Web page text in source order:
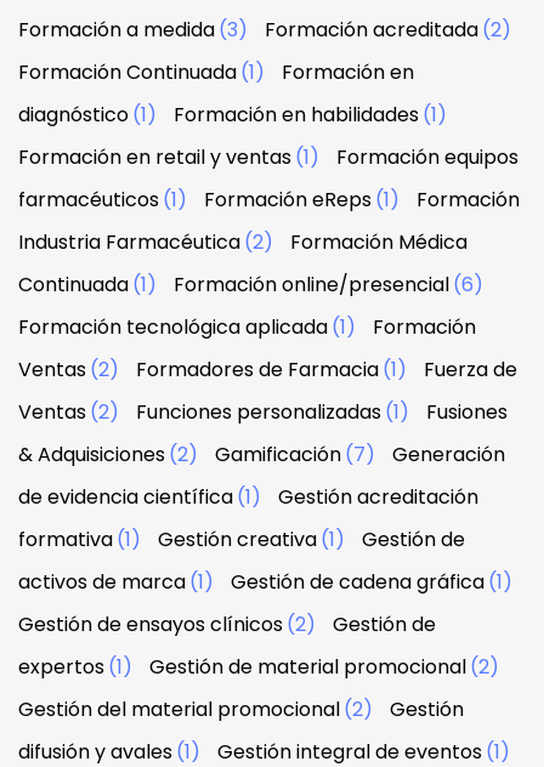
Formación a medida(3) Formación acreditada(2)
Formación Continuada(1)
Formación en
diagnóstico(1) Formación en habilidades(1)
Formación en retail y ventas(1)
Formación equipos
farmacéuticos(1) Formación eReps(1)
Formación
Industria Farmacéutica(2)
Formación Médica
Continuada(1) Formación online/presencial(6)
Formación tecnológica aplicada(1)
Formación
Ventas(2) Formadores de Farmacia(1)
Fuerza de
Ventas(2) Funciones personalizadas(1)
Fusiones
& Adquisiciones(2) Gamificación(7)
Generación
de evidencia científica(1)
Gestión acreditación
formativa(1) Gestión creativa(1)
Gestión de
activos de marca(1) Gestión de cadena gráfica(1)
Gestión de ensayos clínicos(2)
Gestión de
expertos(1) Gestión de material promocional(2)
Gestión del material promocional(2)
Gestión
difusión y avales(1) Gestión integral de eventos(1)